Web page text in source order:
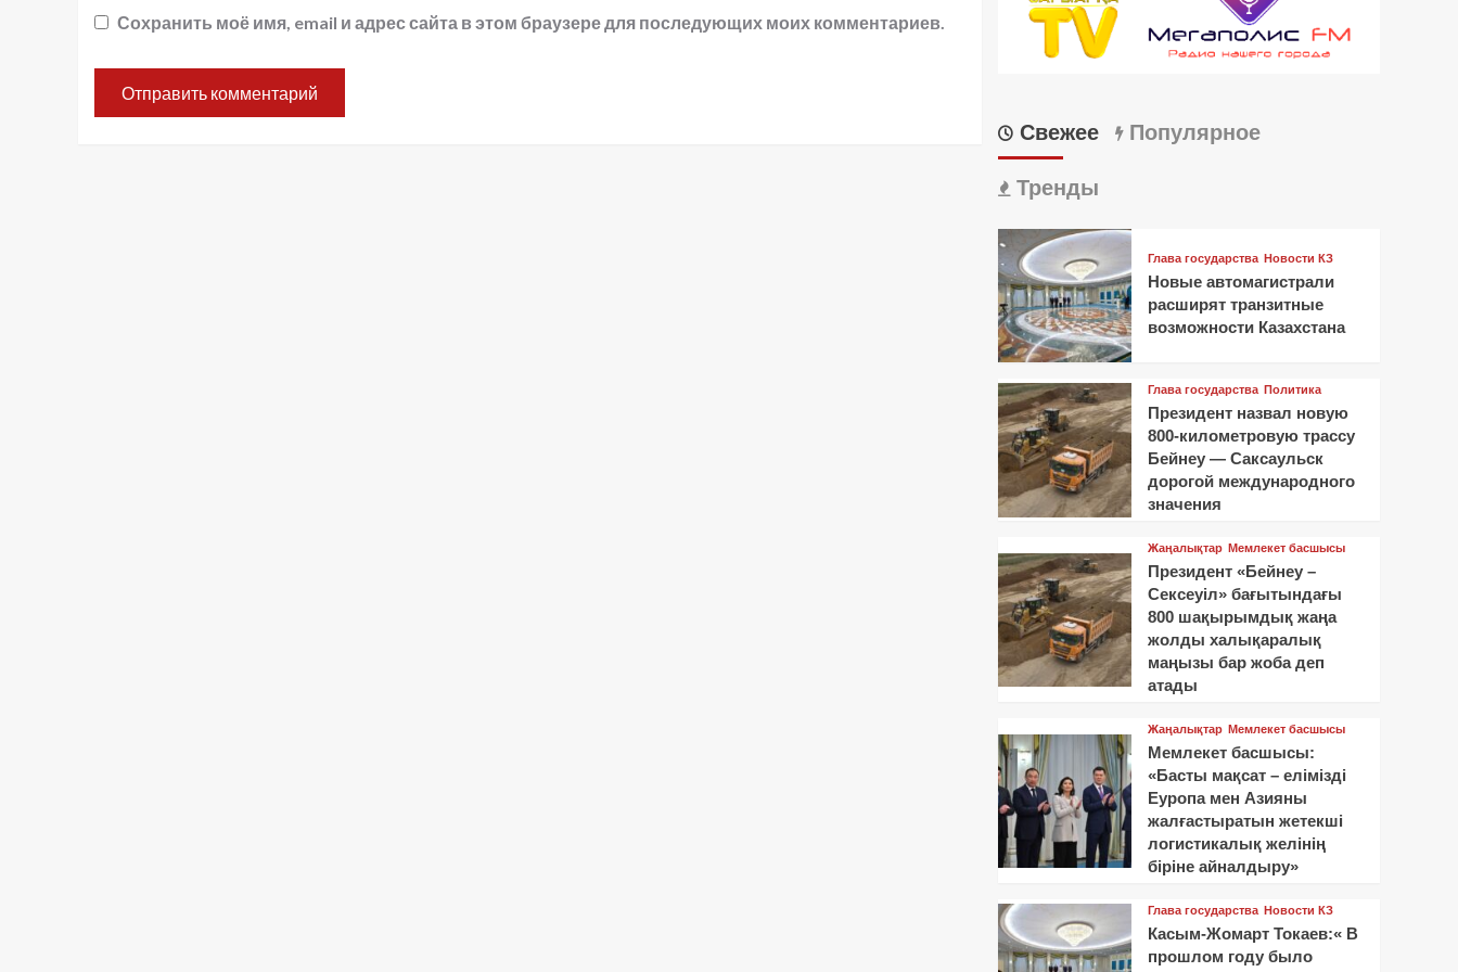
Сохранить моё имя, email и адрес сайта в этом браузере для последующих моих комментариев.
Свежее Популярное
Тренды
Глава государства Новости КЗ
Новые автомагистрали
расширят транзитные
возможности Казахстана
Глава государства Политика
Президент назвал новую
800-километровую трассу
Бейнеу — Саксаульск
дорогой международного
значения
Жаңалықтар Мемлекет басшысы
Президент «Бейнеу –
Сексеуіл» бағытындағы
800 шақырымдық жаңа
жолды халықаралық
маңызы бар жоба деп
атады
Жаңалықтар Мемлекет басшысы
Мемлекет басшысы:
«Басты мақсат – елімізді
Еуропа мен Азияны
жалғастыратын жетекші
логистикалық желінің
біріне айналдыру»
Глава государства Новости КЗ
Касым-Жомарт Токаев:« В
прошлом году было